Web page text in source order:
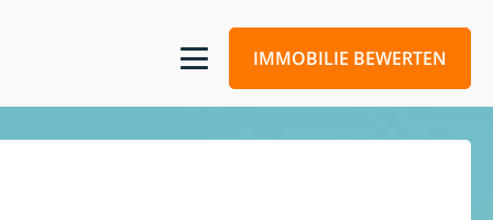
IMMOBILIE BEWERTEN